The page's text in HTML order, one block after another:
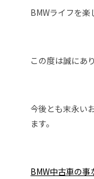
BMWライフを楽
この度は誠にあ
今後とも末永い
ます。
BMW中古車の